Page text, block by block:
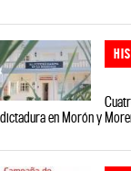
dictadura en Morón y